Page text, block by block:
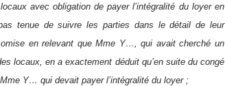
avec obligation de payer l’intégralité du loyer en
tenue de suivre les parties dans le détail de leur
en relevant que Mme Y…, qui avait cherché un
locaux, en a exactement déduit qu’en suite du congé
Y… qui devait payer l’intégralité du loyer ;